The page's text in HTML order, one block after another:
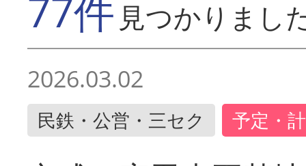
77件 見つかりまし
2026.03.02
民鉄・公営・三セク 予定・